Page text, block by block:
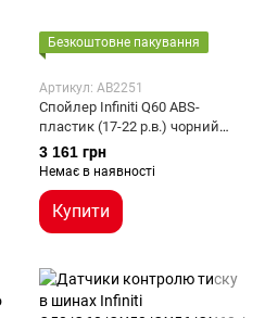
Безкоштовне пакування
Артикул: AB2251
Спойлер Infiniti Q60 ABS-
пластик (17-22 р.в.) чорний
глянець
3 161 грн
Немає в наявності
Купити